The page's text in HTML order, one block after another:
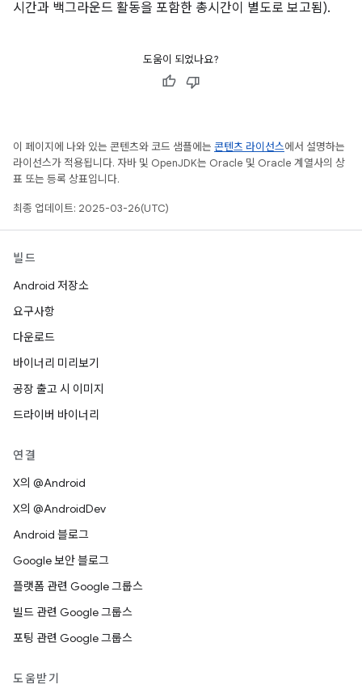
시간과 백그라운드 활동을 포함한 총시간이 별도로 보고됨).
도움이 되었나요?
이 페이지에 나와 있는 콘텐츠와 코드 샘플에는 콘텐츠 라이선스에서 설명하는
라이선스가 적용됩니다. 자바 및 OpenJDK는 Oracle 및 Oracle 계열사의 상
표 또는 등록 상표입니다.
최종 업데이트: 2025-03-26(UTC)
빌드
Android 저장소
요구사항
다운로드
바이너리 미리보기
공장 출고 시 이미지
드라이버 바이너리
연결
X의 @Android
X의 @AndroidDev
Android 블로그
Google 보안 블로그
플랫폼 관련 Google 그룹스
빌드 관련 Google 그룹스
포팅 관련 Google 그룹스
도움받기